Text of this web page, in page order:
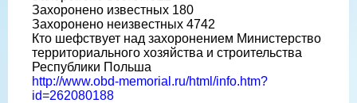
Захоронено известных 180
Захоронено неизвестных 4742
Кто шефствует над захоронением Министерство
территориального хозяйства и строительства
Республики Польша
http://www.obd-memorial.ru/html/info.htm?
id=262080188